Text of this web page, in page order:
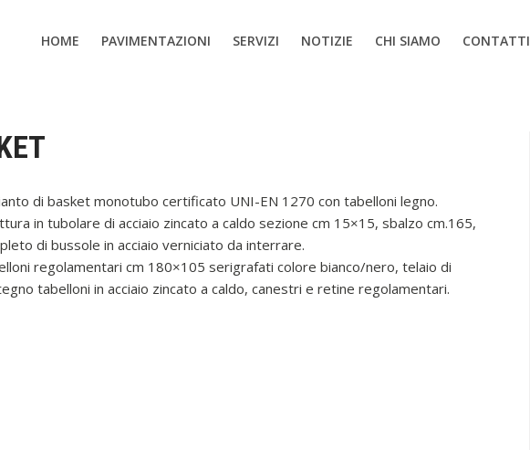
HOME PAVIMENTAZIONI SERVIZI NOTIZIE CHI SIAMO CONTATTI
di basket monotubo certificato UNI-EN 1270 con tabelloni legno.
in tubolare di acciaio zincato a caldo sezione cm 15×15, sbalzo cm.165,
di bussole in acciaio verniciato da interrare.
regolamentari cm 180×105 serigrafati colore bianco/nero, telaio di
tabelloni in acciaio zincato a caldo, canestri e retine regolamentari.